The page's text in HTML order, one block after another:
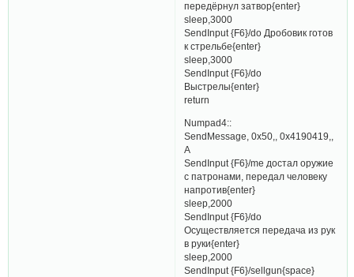
передёрнул затвор{enter}
sleep,3000
SendInput {F6}/do Дробовик готов
к стрельбе{enter}
sleep,3000
SendInput {F6}/do
Выстрелы{enter}
return
Numpad4::
SendMessage, 0x50,, 0x4190419,,
A
SendInput {F6}/me достал оружие
с патронами, передал человеку
напротив{enter}
sleep,2000
SendInput {F6}/do
Осуществляется передача из рук
в руки{enter}
sleep,2000
SendInput {F6}/sellgun{space}